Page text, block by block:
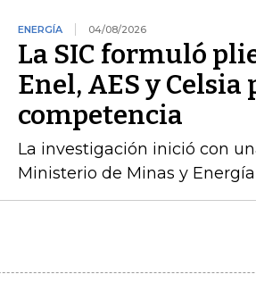
ENERGÍA 04/08/2026
La SIC formuló
Enel, AES y
competencia
La investigación inició con
Ministerio de Minas y